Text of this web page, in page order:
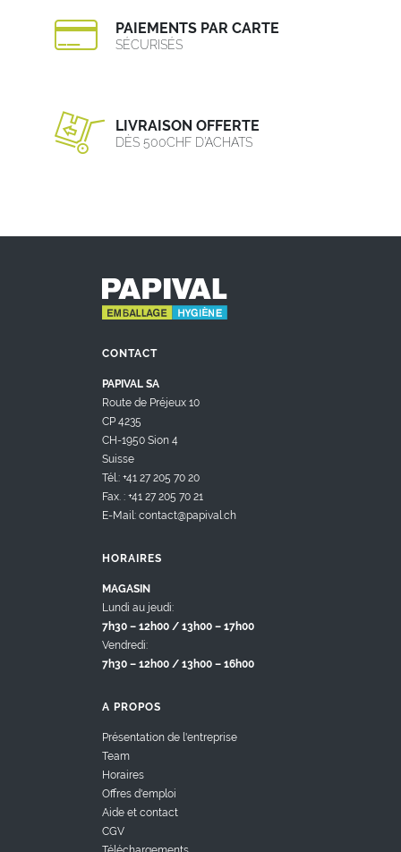
PAIEMENTS PAR CARTE
SÉCURISÉS
LIVRAISON OFFERTE
DÈS 500CHF D’ACHATS
CONTACT
PAPIVAL SA
Route de Préjeux 10
CP 4235
CH-1950 Sion 4
Suisse
Tél.: +41 27 205 70 20
Fax. : +41 27 205 70 21
E-Mail: contact@papival.ch
HORAIRES
MAGASIN
Lundi au jeudi:
7h30 – 12h00 / 13h00 – 17h00
Vendredi:
7h30 – 12h00 / 13h00 – 16h00
A PROPOS
Présentation de l'entreprise
Team
Horaires
Offres d'emploi
Aide et contact
CGV